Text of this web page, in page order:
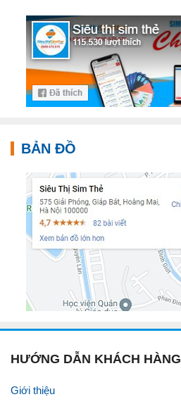
BẢN ĐỒ
HƯỚNG DẪN KHÁCH HÀNG
Giới thiệu